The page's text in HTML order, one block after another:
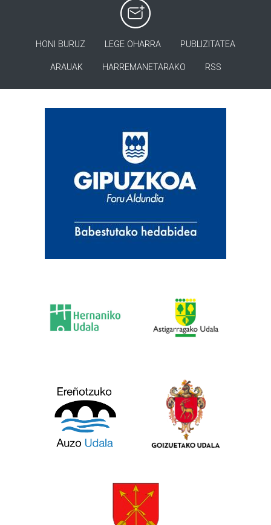
HONI BURUZ LEGE OHARRA PUBLIZITATEA
ARAUAK HARREMANETARAKO RSS